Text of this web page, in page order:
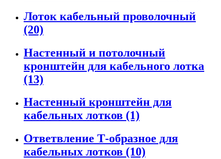
Лоток кабельный проволочный
(20)
Настенный и потолочный
кронштейн для кабельного лотка
(13)
Настенный кронштейн для
кабельных лотков (1)
Ответвление Т-образное для
кабельных лотков (10)